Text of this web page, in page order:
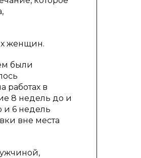
женщин.
были
работах в
8 недель до и
и 6 недель
вне места